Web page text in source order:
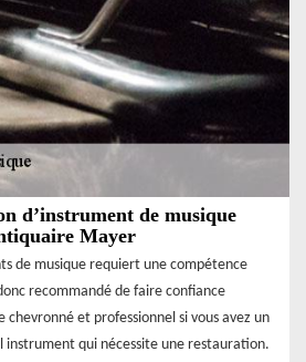
d’instrument de musique
Mayer
de musique requiert une compétence
recommandé de faire confiance
et professionnel si vous avez un
instrument qui nécessite une restauration.